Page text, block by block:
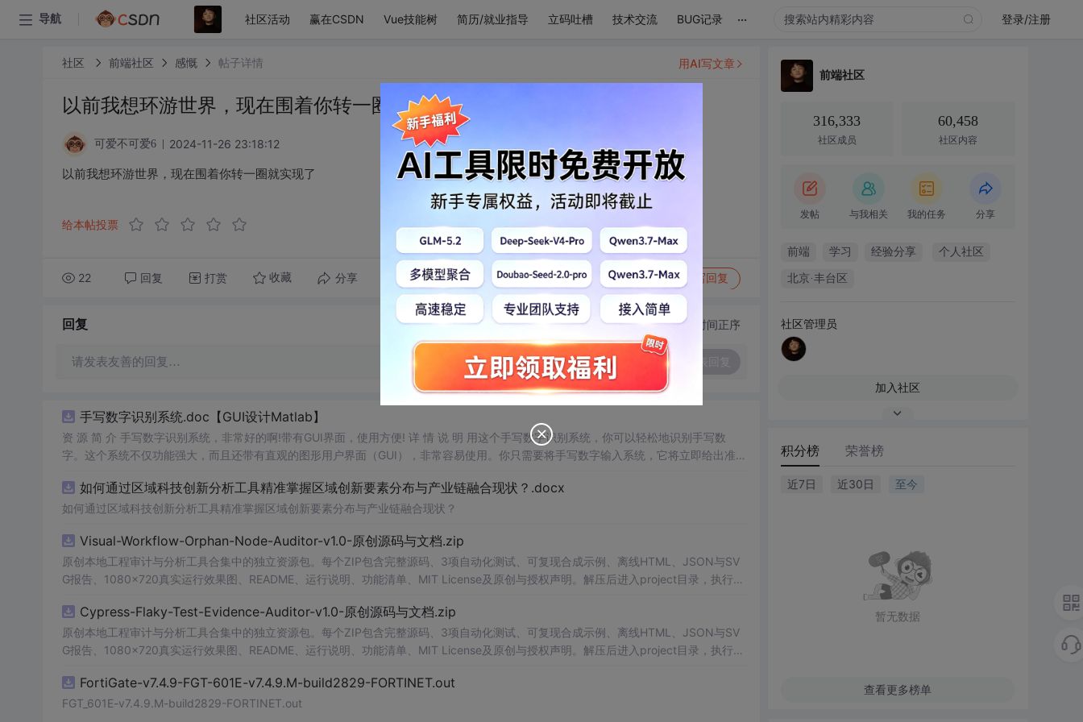
导航 社区活动 赢在CSDN Vue技能树 简历/就业指导 立码吐槽 技术交流 BUG记录 ... 登录/注册
社区 前端社区 感慨 帖子详情
以前我想环游世界，现在围着你转一圈就实现了
可爱不可爱6 2024-11-26 23:18:12
以前我想环游世界，现在围着你转一圈就实现了
给本帖投票
22 回复 打赏 收藏 分享 转发到动态 举报 写回复
用AI写文章
回复 切换为时间正序
请发表友善的回复…
手写数字识别系统.doc【GUI设计Matlab】
资 源 简 介 手写数字识别系统，非常好的啊!带有GUI界面，使用方便! 详 情 说 明 用这个手写数字识别系统，你可以轻松地识别手写数
字。这个系统不仅功能强大，而且还带有直观的图形用户界面（GUI），非常容易使用。你只需要将手写数字输入系统，它将立即给出准确
便和实用的工具，你一定会喜欢它的！
如何通过区域科技创新分析工具精准掌握区域创新要素分布与产业链融合现状？.docx
如何通过区域科技创新分析工具精准掌握区域创新要素分布与产业链融合现状？
Visual-Workflow-Orphan-Node-Auditor-v1.0-原创源码与文档.zip
原创本地工程审计与分析工具合集中的独立资源包。每个ZIP包含完整源码、3项自动化测试、可复现合成示例、离线HTML、JSON与SV
G报告、1080×720真实运行效果图、README、运行说明、功能清单、MIT License及原创与授权声明。解压后进入project目录，执行np
源码、Logo、官方截图、论文、生产日志或其他受限素材。适合前端开发、AI应用工程、测试审计和课程实践。
Cypress-Flaky-Test-Evidence-Auditor-v1.0-原创源码与文档.zip
原创本地工程审计与分析工具合集中的独立资源包。每个ZIP包含完整源码、3项自动化测试、可复现合成示例、离线HTML、JSON与SV
G报告、1080×720真实运行效果图、README、运行说明、功能清单、MIT License及原创与授权声明。解压后进入project目录，执行np
源码、Logo、官方截图、论文、生产日志或其他受限素材。适合前端开发、AI应用工程、测试审计和课程实践。
FortiGate-v7.4.9-FGT-601E-v7.4.9.M-build2829-FORTINET.out
FGT_601E-v7.4.9.M-build2829-FORTINET.out
前端社区
316,333
社区成员
60,458
社区内容
发帖 与我相关 我的任务 分享
前端 学习 经验分享 个人社区
北京·丰台区
社区管理员
加入社区
积分榜 荣誉榜
近7日 近30日 至今
暂无数据
查看更多榜单